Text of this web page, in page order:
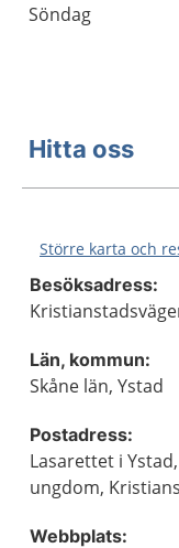
Söndag
Hitta oss
Större karta och
Besöksadress:
Län, kommun:
Skåne län, Ystad
Postadress:
Lasarettet i
ungdom,
Webbplats: